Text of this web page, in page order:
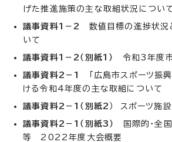
げた推進施策の主な取組状況について
議事資料1－2 数値目標の進捗状況
いて
議事資料1－2（別紙1） 令和3年度
議事資料2－1
「広島市スポーツ振
ける令和4年度の主な取組について
議事資料2－1（別紙2 ） スポーツ施
議事資料2－1（別紙3）
国際的・全
等 2022年度大会概要